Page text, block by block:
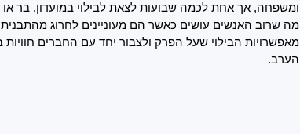
ומשפחה, אך אחת לכמה שבועות לצאת לבילוי במועדון, בר
מה שרוב האנשים עושים כאשר הם מעוניינים לחרוג
מאפשרויות הבילוי שעל הפרק ולצבור יחד עם החברים חוויות
הערב.